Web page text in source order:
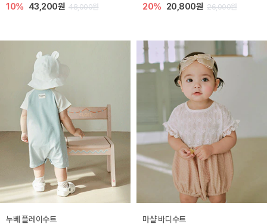
10% 43,200원 48,000원 20% 20,800원 26,000원
누베 플레이수트 마샬 바디수트